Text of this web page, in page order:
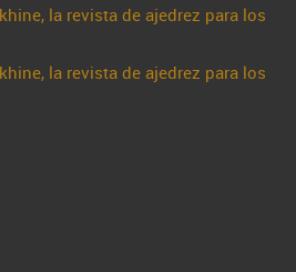
la revista de ajedrez para los
la revista de ajedrez para los